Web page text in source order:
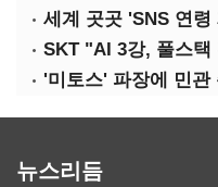
SKT "AI 3강, 풀스택
뉴스리듬